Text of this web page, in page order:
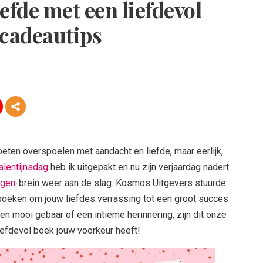
met een liefdevol
overspoelen met aandacht en liefde, maar eerlijk,
heb ik uitgepakt en nu zijn verjaardag nadert
-brein weer aan de slag. Kosmos Uitgevers stuurde
om jouw liefdes verrassing tot een groot succes
mooi gebaar of een intieme herinnering, zijn dit onze
boek jouw voorkeur heeft!